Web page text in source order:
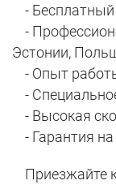
- Бесплатный
-
Эстонии,
- Опыт
-
- Высокая
- Гарантия на
Приезжайте